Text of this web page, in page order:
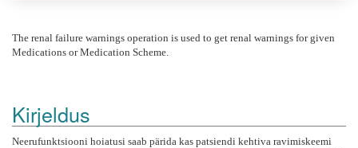
The renal failure warnings operation is used to get renal warnings for given
Medications or Medication Scheme.
Kirjeldus
Neerufunktsiooni hoiatusi saab pärida kas patsiendi kehtiva ravimiskeemi